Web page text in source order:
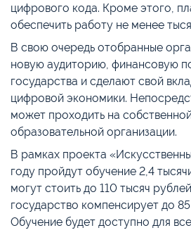
цифрового кода. Кроме этого,
обеспечить работу не менее
В свою очередь отобранные
новую аудиторию, финансовую
государства и сделают свой
цифровой экономики.
может проходить на
образовательной организации.
В рамках проекта
году пройдут обучение 2,4
могут стоить до 110 тысяч
государство компенсирует до
Обучение будет доступно для